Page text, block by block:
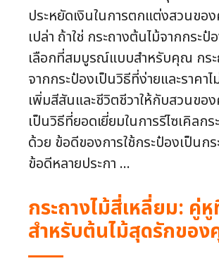
ประหยัดเงินในการตกแต่งสวนข
เปล่า ถ้าใช่ กระถางต้นไม้จากกระป๋
เลือกที่สมบูรณ์แบบสำหรับคุณ กระ
จากกระป๋องเป็นวิธีที่ง่ายและราคา
เพิ่มสีสันและชีวิตชีวาให้กับสวนขอ
เป็นวิธีที่ยอดเยี่ยมในการรีไซเคิลกร
ด้วย ข้อดีของการใช้กระป๋องเป็นก
ข้อดีหลายประกา ...
กระถางไม้สี่เหลี่ยม: คู่
สำหรับต้นไม้สุดรักขอ